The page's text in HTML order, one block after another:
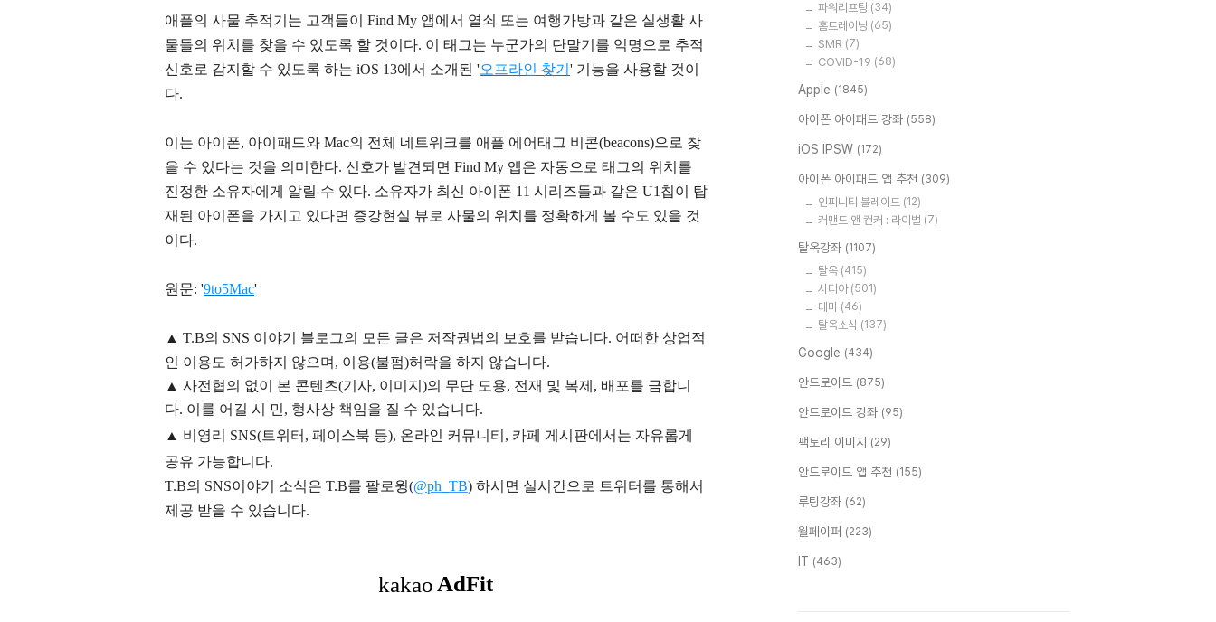
애플의 사물 추적기는 고객들이 Find My 앱에서 열쇠 또는 여행가방과 같은 실생활 사
물들의 위치를 찾을 수 있도록 할 것이다. 이 태그는 누군가의 단말기를 익명으로 추적
신호로 감지할 수 있도록 하는 iOS 13에서 소개된 '오프라인 찾기 ' 기능을 사용할 것이
다.
이는 아이폰, 아이패드와 Mac의 전체 네트워크를 애플 에어태그 비콘(beacons)으로 찾
을 수 있다는 것을 의미한다. 신호가 발견되면 Find My 앱은 자동으로 태그의 위치를
진정한 소유자에게 알릴 수 있다. 소유자가 최신 아이폰 11 시리즈들과 같은 U1칩이 탑
재된 아이폰을 가지고 있다면 증강현실 뷰로 사물의 위치를 정확하게 볼 수도 있을 것
이다.
원문: '9to5Mac'
▲ T.B의 SNS 이야기 블 로그의 모든 글은 저작권법의 보호를 받습니다. 어떠한 상업적
인 이용도 허가하지 않으며, 이용(불펌)허락을 하지 않습니다.
▲ 사전협의 없이 본 콘텐츠(기사, 이미지)의 무단 도용, 전재 및 복제, 배포를 금합니
다. 이를 어길 시 민, 형사상 책임을 질 수 있습니다.
▲ 비영리 SNS(트위터, 페이스북 등), 온라인 커뮤니티, 카페 게시판에서는 자유롭게
공유 가능합니다.
T.B의 SNS이야기 소식은 T.B를 팔로윙(@ph_TB) 하시면 실시간으로 트위터를 통해서
제공 받을 수 있습니다.
파워리프팅 (34)
홈트레이닝 (65)
SMR (7)
COVID-19 (68)
Apple (1845)
아이폰 아이패드 강좌 (558)
iOS IPSW (172)
아이폰 아이패드 앱 추천 (309)
인피니티 블레이드 (12)
커맨드 앤 컨커 : 라이벌 (7)
탈옥강좌 (1107)
탈옥 (415)
시디아 (501)
테마 (46)
탈옥소식 (137)
Google (434)
안드로이드 (875)
안드로이드 강좌 (95)
팩토리 이미지 (29)
안드로이드 앱 추천 (155)
루팅강좌 (62)
월페이퍼 (223)
IT (463)